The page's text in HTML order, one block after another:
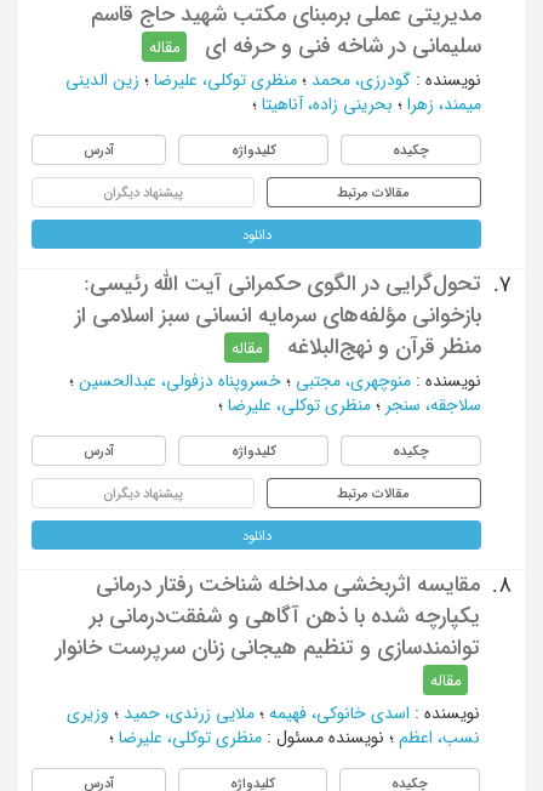
مدیریتی عملی برمبنای مکتب شهید حاج قاسم
سلیمانی در شاخه فنی و حرفه ای
مقاله
نویسنده : گودرزی، محمد ؛ منظری توکلی، علیرضا ؛ زین الدینی
میمند، زهرا ؛ بحرینی زاده، آناهیتا ؛
چکیده کلیدواژه آدرس
مقالات مرتبط پیشنهاد دیگران
دانلود
7.
تحول‌گرایی در الگوی حکمرانی آیت الله رئیسی:
بازخوانی مؤلفه‌های سرمایه انسانی سبز اسلامی از
منظر قرآن و نهج‌البلاغه
مقاله
نویسنده : منوچهری، مجتبی ؛ خسروپناه دزفولی، عبدالحسین ؛
سلاجقه، سنجر ؛ منظری توکلی، علیرضا ؛
چکیده کلیدواژه آدرس
مقالات مرتبط پیشنهاد دیگران
دانلود
8.
مقایسه اثربخشی مداخله شناخت رفتار درمانی
یکپارچه شده با ذهن آگاهی و شفقت‌درمانی بر
توانمندسازی و تنظیم هیجانی زنان سرپرست خانوار
مقاله
نویسنده : اسدی خانوکی، فهیمه ؛ ملایی زرندی، حمید ؛ وزیری
نسب، اعظم ؛ نویسنده مسئول : منظری توکلی، علیرضا ؛
چکیده کلیدواژه آدرس